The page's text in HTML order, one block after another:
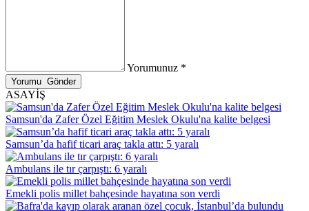
Yorumunuz *
ASAYİŞ
Samsun'da Zafer Özel Eğitim Meslek Okulu'na kalite belgesi
Samsun’da hafif ticari araç takla attı: 5 yaralı
Ambulans ile tır çarpıştı: 6 yaralı
Emekli polis millet bahçesinde hayatına son verdi